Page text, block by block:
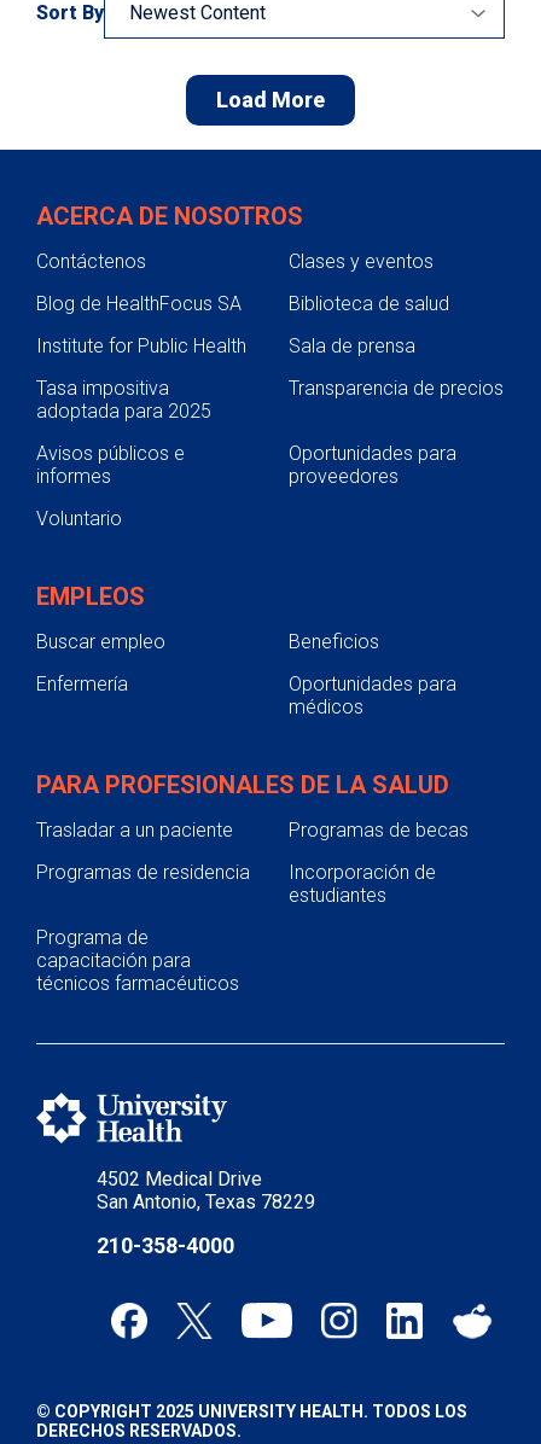
Sort By
Load More
4502 Medical Drive
San Antonio, Texas 78229
210-358-4000
ACERCA DE NOSOTROS
Contáctenos
Clases y eventos
Blog de HealthFocus SA
Biblioteca de salud
Institute for Public Health
Sala de prensa
Tasa impositiva
adoptada para 2025
Transparencia de precios
Avisos públicos e
informes
Oportunidades para
proveedores
Voluntario
EMPLEOS
Buscar empleo
Beneficios
Enfermería
Oportunidades para
médicos
PARA PROFESIONALES DE LA SALUD
Trasladar a un paciente
Programas de becas
Programas de residencia
Incorporación de
estudiantes
Programa de
capacitación para
técnicos farmacéuticos
© COPYRIGHT 2025 UNIVERSITY HEALTH. TODOS LOS
DERECHOS RESERVADOS.